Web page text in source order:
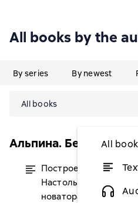
All books by the
By series By newest
All books
All
Альпина. Бестселлер
Построение бизнес-
Настольная книга
новатора